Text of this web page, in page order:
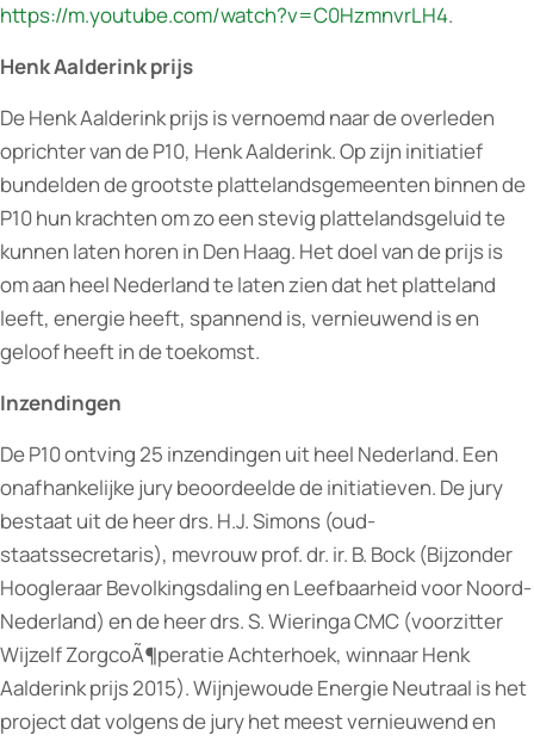
https://m.youtube.com/watch?v=C0HzmnvrLH4.
Henk Aalderink prijs
De Henk Aalderink prijs is vernoemd naar de overleden
oprichter van de P10, Henk Aalderink. Op zijn initiatief
bundelden de grootste plattelandsgemeenten binnen de
P10 hun krachten om zo een stevig plattelandsgeluid te
kunnen laten horen in Den Haag. Het doel van de prijs is
om aan heel Nederland te laten zien dat het platteland
leeft, energie heeft, spannend is, vernieuwend is en
geloof heeft in de toekomst.
Inzendingen
De P10 ontving 25 inzendingen uit heel Nederland. Een
onafhankelijke jury beoordeelde de initiatieven. De jury
bestaat uit de heer drs. H.J. Simons (oud-
staatssecretaris), mevrouw prof. dr. ir. B. Bock (Bijzonder
Hoogleraar Bevolkingsdaling en Leefbaarheid voor Noord-
Nederland) en de heer drs. S. Wieringa CMC (voorzitter
Wijzelf ZorgcoÃ¶peratie Achterhoek, winnaar Henk
Aalderink prijs 2015). Wijnjewoude Energie Neutraal is het
project dat volgens de jury het meest vernieuwend en